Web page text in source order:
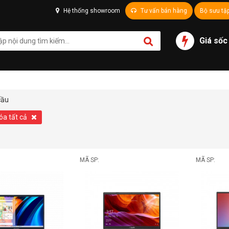
Hệ thống showroom Tư vấn bán hàng Bộ sưu
Giá sốc
tất cả
MÃ SP: MÃ SP: